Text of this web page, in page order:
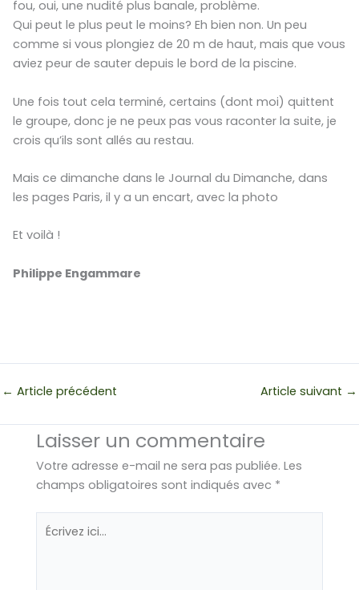
fou, oui, une nudité plus banale, problème.
Qui peut le plus peut le moins? Eh bien non. Un peu
comme si vous plongiez de 20 m de haut, mais que vous
aviez peur de sauter depuis le bord de la piscine.
Une fois tout cela terminé, certains (dont moi) quittent
le groupe, donc je ne peux pas vous raconter la suite, je
crois qu’ils sont allés au restau.
Mais ce dimanche dans le Journal du Dimanche, dans
les pages Paris, il y a un encart, avec la photo
Et voilà !
Philippe Engammare
← Article précédent Article suivant →
Laisser un commentaire
Votre adresse e-mail ne sera pas publiée. Les
champs obligatoires sont indiqués avec *
ici…